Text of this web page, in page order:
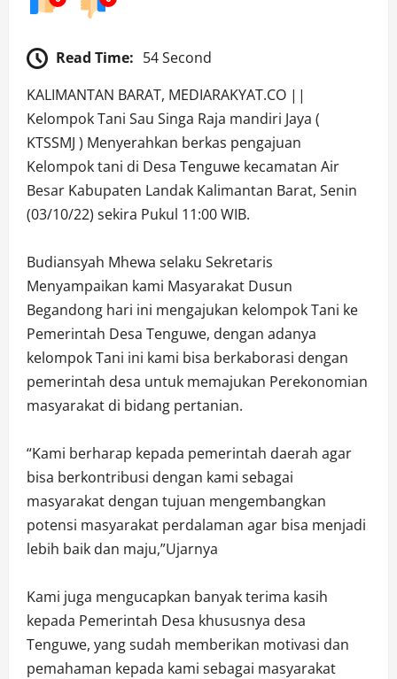
Read Time: 54 Second
KALIMANTAN BARAT, MEDIARAKYAT.CO ||
Kelompok Tani Sau Singa Raja mandiri Jaya (
KTSSMJ ) Menyerahkan berkas pengajuan
Kelompok tani di Desa Tenguwe kecamatan Air
Besar Kabupaten Landak Kalimantan Barat, Senin
(03/10/22) sekira Pukul 11:00 WIB.
Budiansyah Mhewa selaku Sekretaris
Menyampaikan kami Masyarakat Dusun
Begandong hari ini mengajukan kelompok Tani ke
Pemerintah Desa Tenguwe, dengan adanya
kelompok Tani ini kami bisa berkaborasi dengan
pemerintah desa untuk memajukan Perekonomian
masyarakat di bidang pertanian.
“Kami berharap kepada pemerintah daerah agar
bisa berkontribusi dengan kami sebagai
masyarakat dengan tujuan mengembangkan
potensi masyarakat perdalaman agar bisa menjadi
lebih baik dan maju,”Ujarnya
Kami juga mengucapkan banyak terima kasih
kepada Pemerintah Desa khususnya desa
Tenguwe, yang sudah memberikan motivasi dan
pemahaman kepada kami sebagai masyarakat